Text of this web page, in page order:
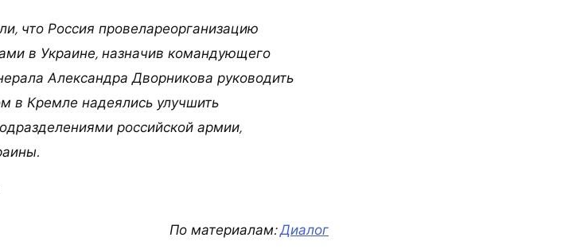
что Россия провелареорганизацию
в Украине, назначив командующего
Александра Дворникова руководить
в Кремле надеялись улучшить
российской армии,
По материалам:Диалог